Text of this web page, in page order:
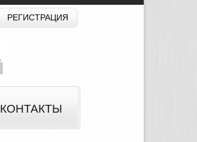
РЕГИСТРАЦИЯ
КОНТАКТЫ